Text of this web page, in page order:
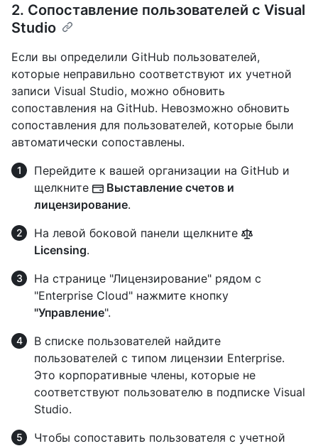
2. Сопоставление пользователей с Visual
Studio
Если вы определили GitHub пользователей,
которые неправильно соответствуют их учетной
записи Visual Studio, можно обновить
сопоставления на GitHub. Невозможно обновить
сопоставления для пользователей, которые были
автоматически сопоставлены.
Перейдите к вашей организации на GitHub и
щелкните
Выставление счетов и
лицензирование.
На левой боковой панели щелкните
Licensing.
На странице "Лицензирование" рядом с
"Enterprise Cloud" нажмите кнопку
"Управление".
В списке пользователей найдите
пользователей с типом лицензии Enterprise.
Это корпоративные члены, которые не
соответствуют пользователю в подписке Visual
Studio.
Чтобы сопоставить пользователя с учетной